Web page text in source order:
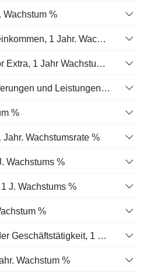
Wachstum %
Normalisiertes Nettoeinkommen, 1 Jahr. Wachstums %
Verwässertes EPS vor Extra, 1 Jahr Wachstumsrate %
Forderungen aus Lieferungen und Leistungen, 1 Jahr Wachstum %
%
Wachstumsrate %
Wachstums %
J. Wachstums %
%
Cashflow aus laufender Geschäftstätigkeit, 1 Jähriges Wachstum in %
Wachstum %